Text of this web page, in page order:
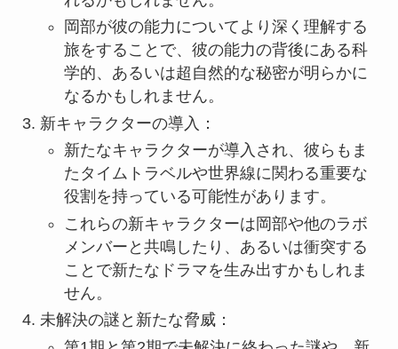
岡部が彼の能力についてより深く理解する
旅をすることで、彼の能力の背後にある科
学的、あるいは超自然的な秘密が明らかに
なるかもしれません。
新キャラクターの導入：
新たなキャラクターが導入され、彼らもま
たタイムトラベルや世界線に関わる重要な
役割を持っている可能性があります。
これらの新キャラクターは岡部や他のラボ
メンバーと共鳴したり、あるいは衝突する
ことで新たなドラマを生み出すかもしれま
せん。
未解決の謎と新たな脅威：